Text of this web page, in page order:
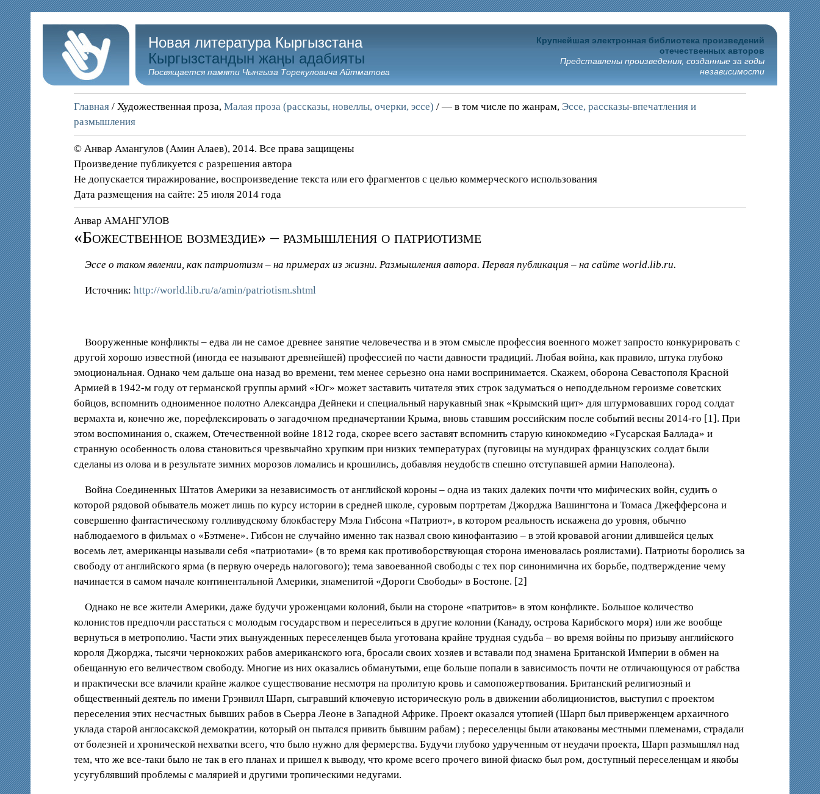
Новая литература Кыргызстана
Кыргызстандын жаңы адабияты
Посвящается памяти Чынгыза Торекуловича Айтматова
Крупнейшая электронная библиотека произведений
отечественных авторов
Представлены произведения, созданные за годы
независимости
Главная / Художественная проза,Малая проза (рассказы, новеллы, очерки, эссе) / — в том числе по жанрам, Эссе, рассказы-впечатления и
размышления
© Анвар Амангулов (Амин Алаев), 2014. Все права защищены
Произведение публикуется с разрешения автора
Не допускается тиражирование, воспроизведение текста или его фрагментов с целью коммерческого использования
Дата размещения на сайте: 25 июля 2014 года
Анвар АМАНГУЛОВ
«Божественное возмездие» – размышления о патриотизме
Эссе о таком явлении, как патриотизм – на примерах из жизни. Размышления автора. Первая публикация – на сайте world.lib.ru.
Источник:http://world.lib.ru/a/amin/patriotism.shtml
Вооруженные конфликты – едва ли не самое древнее занятие человечества и в этом смысле профессия военного может запросто конкурировать с
другой хорошо известной (иногда ее называют древнейшей) профессией по части давности традиций. Любая война, как правило, штука глубоко
эмоциональная. Однако чем дальше она назад во времени, тем менее серьезно она нами воспринимается. Скажем, оборона Севастополя Красной
Армией в 1942-м году от германской группы армий «Юг» может заставить читателя этих строк задуматься о неподдельном героизме советских
бойцов, вспомнить одноименное полотно Александра Дейнеки и специальный нарукавный знак «Крымский щит» для штурмовавших город солдат
вермахта и, конечно же, порефлексировать о загадочном предначертании Крыма, вновь ставшим российским после событий весны 2014-го [1]. При
этом воспоминания о, скажем, Отечественной войне 1812 года, скорее всего заставят вспомнить старую кинокомедию «Гусарская Баллада» и
странную особенность олова становиться чрезвычайно хрупким при низких температурах (пуговицы на мундирах французских солдат были
сделаны из олова и в результате зимних морозов ломались и крошились, добавляя неудобств спешно отступавшей армии Наполеона).
Война Соединенных Штатов Америки за независимость от английской короны – одна из таких далеких почти что мифических войн, судить о
которой рядовой обыватель может лишь по курсу истории в средней школе, суровым портретам Джорджа Вашингтона и Томаса Джефферсона и
совершенно фантастическому голливудскому блокбастеру Мэла Гибсона «Патриот», в котором реальность искажена до уровня, обычно
наблюдаемого в фильмах о «Бэтмене». Гибсон не случайно именно так назвал свою кинофантазию – в этой кровавой агонии длившейся целых
восемь лет, американцы называли себя «патриотами» (в то время как противоборствующая сторона именовалась роялистами). Патриоты боролись за
свободу от английского ярма (в первую очередь налогового); тема завоеванной свободы с тех пор синонимична их борьбе, подтверждение чему
начинается в самом начале континентальной Америки, знаменитой «Дороги Свободы» в Бостоне. [2]
Однако не все жители Америки, даже будучи уроженцами колоний, были на стороне «патритов» в этом конфликте. Большое количество
колонистов предпочли расстаться с молодым государством и переселиться в другие колонии (Канаду, острова Карибского моря) или же вообще
вернуться в метрополию. Части этих вынужденных переселенцев была уготована крайне трудная судьба – во время войны по призыву английского
короля Джорджа, тысячи чернокожих рабов американского юга, бросали своих хозяев и вставали под знамена Британской Империи в обмен на
обещанную его величеством свободу. Многие из них оказались обманутыми, еще больше попали в зависимость почти не отличающуюся от рабства
и практически все влачили крайне жалкое существование несмотря на пролитую кровь и самопожертвования. Британский религиозный и
общественный деятель по имени Грэнвилл Шарп, сыгравший ключевую историческую роль в движении аболиционистов, выступил с проектом
переселения этих несчастных бывших рабов в Сьерра Леоне в Западной Африке. Проект оказался утопией (Шарп был приверженцем архаичного
уклада старой англосакской демократии, который он пытался привить бывшим рабам) ; переселенцы были атакованы местными племенами, страдали
от болезней и хронической нехватки всего, что было нужно для фермерства. Будучи глубоко удрученным от неудачи проекта, Шарп размышлял над
тем, что же все-таки было не так в его планах и пришел к выводу, что кроме всего прочего виной фиаско был ром, доступный переселенцам и якобы
усугублявший проблемы с малярией и другими тропическими недугами.